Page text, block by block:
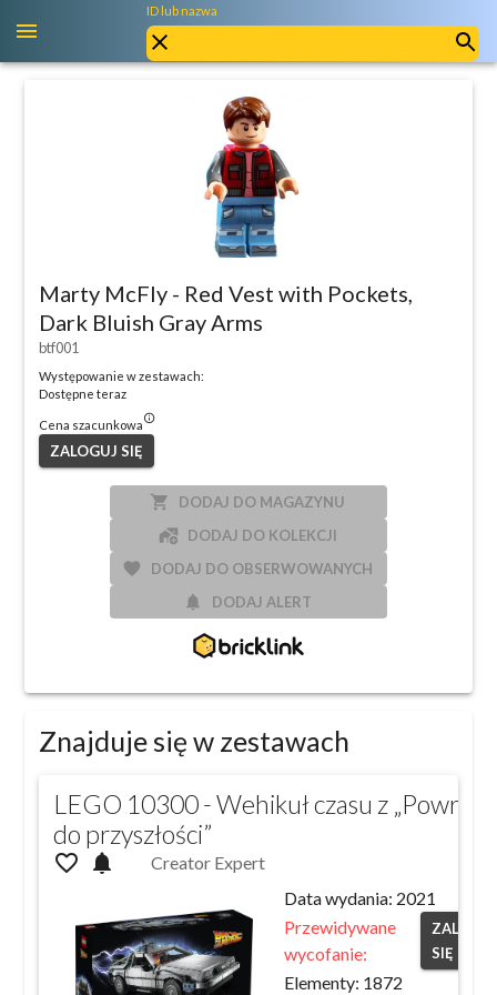
ID lub nazwa
Marty McFly - Red Vest with Pockets,
Dark Bluish Gray Arms
btf001
Występowanie w zestawach:
Dostępne teraz
Cena szacunkowainfo_outlined
ZALOGUJ SIĘ
local_grocery_store DODAJ DO MAGAZYNU
add_home_work DODAJ DO KOLEKCJI
favorite DODAJ DO OBSERWOWANYCH
notifications DODAJ ALERT
Znajduje się w zestawach
LEGO 10300 - Wehikuł czasu z „Powrotu
do przyszłości”
favorite_outline notifications
Creator Expert
Data wydania: 2021
Przewidywane
wycofanie:
SIĘ
Elementy: 1872